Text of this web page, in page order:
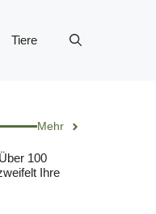
Tiere
Mehr
100
Ihre